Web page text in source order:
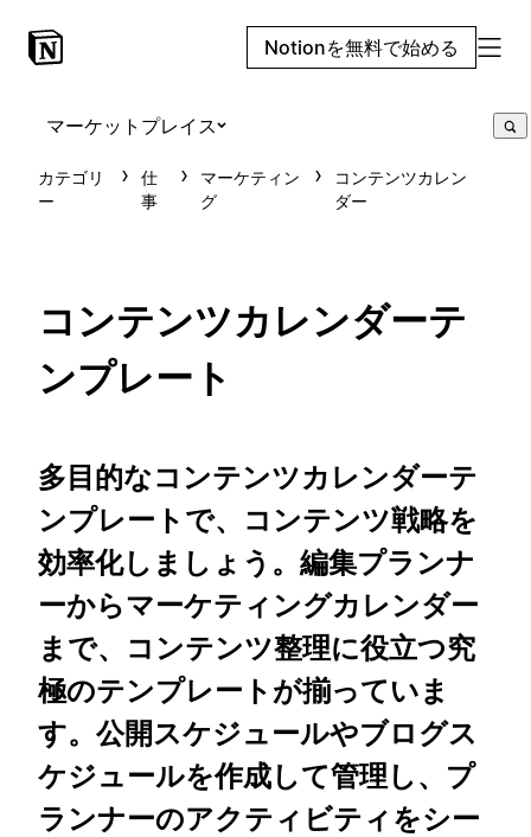
Notionを無料で始める
マーケットプレイス
カテゴリ
ー
仕
事
マーケティン
グ
コンテンツカレン
ダー
コンテンツカレンダーテ
ンプレート
多目的なコンテンツカレンダーテ
ンプレートで、コンテンツ戦略を
効率化しましょう。編集プランナ
ーからマーケティングカレンダー
まで、コンテンツ整理に役立つ究
極のテンプレートが揃っていま
す。公開スケジュールやブログス
ケジュールを作成して管理し、プ
ランナーのアクティビティをシー